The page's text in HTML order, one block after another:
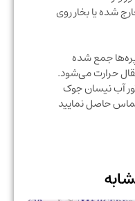
یا بخار روی
جمع شده
می‌شود.
نیسان جوک
نمایید